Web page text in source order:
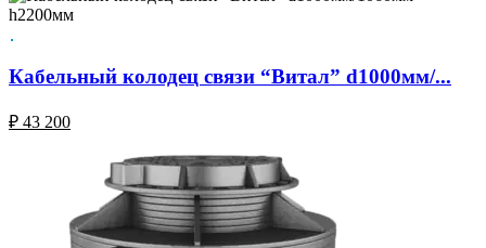
Кабельный колодец связи “Витал” d1000мм/...
₽ 43 200